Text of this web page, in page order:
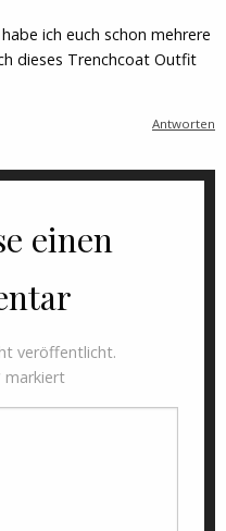
ich euch schon mehrere
dieses Trenchcoat Outfit
Antworten
einen
veröffentlicht.
markiert